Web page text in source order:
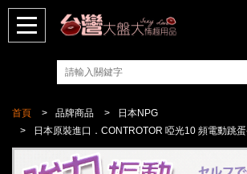
首頁 品牌商品
日本NPG
日本原裝進口．CONTROTOR 啞光10 頻電動跳